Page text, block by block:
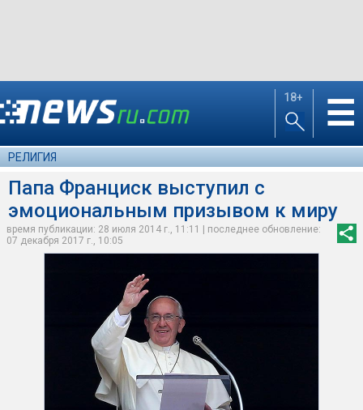
18+ ☰
РЕЛИГИЯ
Папа Франциск выступил с
эмоциональным призывом к миру
время публикации: 28 июля 2014 г., 11:11 | последнее обновление:
07 декабря 2017 г., 10:05